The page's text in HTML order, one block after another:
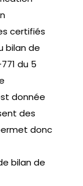
certifiés
bilan de
du 5
donnée
des
donc
bilan de